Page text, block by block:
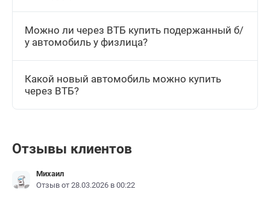
Можно ли через ВТБ купить подержанный б/
у автомобиль у физлица?
Какой новый автомобиль можно купить
через ВТБ?
Отзывы клиентов
Михаил
Отзыв от 28.03.2026 в 00:22